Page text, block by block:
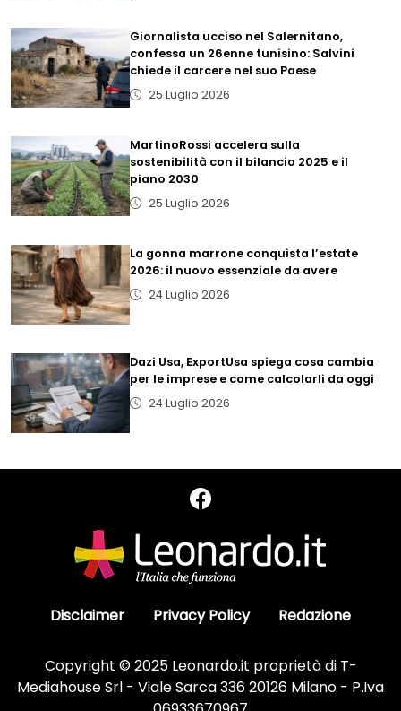
Giornalista ucciso nel Salernitano,
confessa un 26enne tunisino: Salvini
chiede il carcere nel suo Paese
25 Luglio 2026
MartinoRossi accelera sulla
sostenibilità con il bilancio 2025 e il
piano 2030
25 Luglio 2026
La gonna marrone conquista l’estate
2026: il nuovo essenziale da avere
24 Luglio 2026
Dazi Usa, ExportUsa spiega cosa cambia
per le imprese e come calcolarli da oggi
24 Luglio 2026
Disclaimer Privacy Policy Redazione
Copyright © 2025 Leonardo.it proprietà di T-
Mediahouse Srl - Viale Sarca 336 20126 Milano - P.Iva